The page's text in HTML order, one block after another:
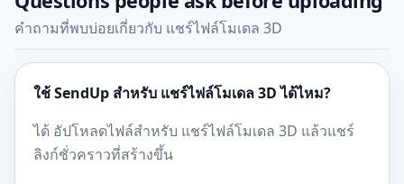
คำถามที่พบบ่อยเกี่ยวกับ แชร์ไฟล์โมเดล 3D
ใช้ SendUp สำหรับ แชร์ไฟล์โมเดล 3D ได้ไหม?
ได้ อัปโหลดไฟล์สำหรับ แชร์ไฟล์โมเดล 3D แล้วแชร์
ลิงก์ชั่วคราวที่สร้างขึ้น